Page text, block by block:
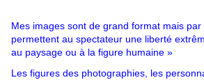
Mes images sont de grand format mais
permettent au spectateur une liberté
au paysage ou à la figure humaine »
Les figures des photographies, les